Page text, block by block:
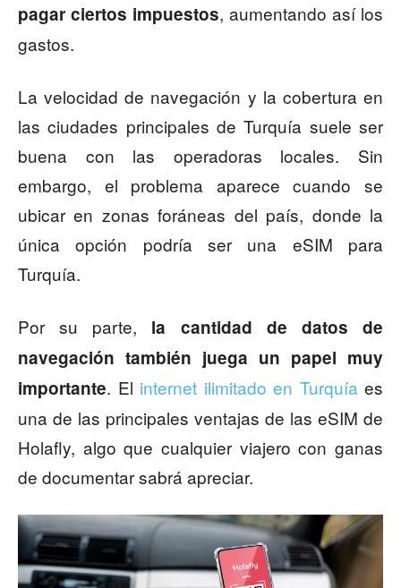
pagar ciertos impuestos, aumentando así los
gastos.
La velocidad de navegación y la cobertura en
las ciudades principales de Turquía suele ser
buena con las operadoras locales. Sin
embargo, el problema aparece cuando se
ubicar en zonas foráneas del país, donde la
única opción podría ser una eSIM para
Turquía.
Por su parte, la cantidad de datos de
navegación también juega un papel muy
importante. El internet ilimitado en Turquía es
una de las principales ventajas de las eSIM de
Holafly, algo que cualquier viajero con ganas
de documentar sabrá apreciar.